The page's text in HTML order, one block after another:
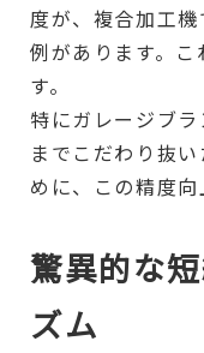
度が、複合加工
例があります。
す。
特にガレージブ
までこだわり抜
めに、この精度向
驚異的な
ズム